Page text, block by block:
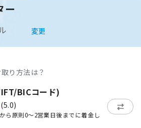
ー
変更
り方法は？
BICコード)
(5.0)
ら原則0〜2営業日後までに着金し